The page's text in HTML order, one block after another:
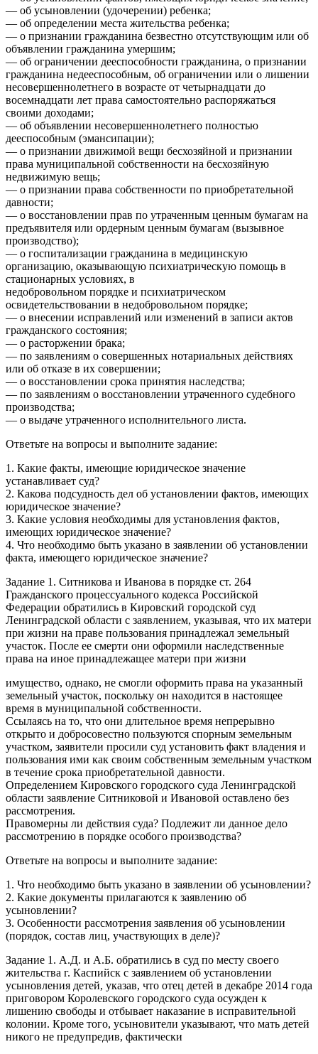
— об усыновлении (удочерении) ребенка;
— об определении места жительства ребенка;
— о признании гражданина безвестно отсутствующим или об
объявлении гражданина умершим;
— об ограничении дееспособности гражданина, о признании
гражданина недееспособным, об ограничении или о лишении
несовершеннолетнего в возрасте от четырнадцати до
восемнадцати лет права самостоятельно распоряжаться
своими доходами;
— об объявлении несовершеннолетнего полностью
дееспособным (эмансипации);
— о признании движимой вещи бесхозяйной и признании
права муниципальной собственности на бесхозяйную
недвижимую вещь;
— о признании права собственности по приобретательной
давности;
— о восстановлении прав по утраченным ценным бумагам на
предъявителя или ордерным ценным бумагам (вызывное
производство);
— о госпитализации гражданина в медицинскую
организацию, оказывающую психиатрическую помощь в
стационарных условиях, в
недобровольном порядке и психиатрическом
освидетельствовании в недобровольном порядке;
— о внесении исправлений или изменений в записи актов
гражданского состояния;
— о расторжении брака;
— по заявлениям о совершенных нотариальных действиях
или об отказе в их совершении;
— о восстановлении срока принятия наследства;
— по заявлениям о восстановлении утраченного судебного
производства;
— о выдаче утраченного исполнительного листа.
Ответьте на вопросы и выполните задание:
1. Какие факты, имеющие юридическое значение
устанавливает суд?
2. Какова подсудность дел об установлении фактов, имеющих
юридическое значение?
3. Какие условия необходимы для установления фактов,
имеющих юридическое значение?
4. Что необходимо быть указано в заявлении об установлении
факта, имеющего юридическое значение?
Задание 1. Ситникова и Иванова в порядке ст. 264
Гражданского процессуального кодекса Российской
Федерации обратились в Кировский городской суд
Ленинградской области с заявлением, указывая, что их матери
при жизни на праве пользования принадлежал земельный
участок. После ее смерти они оформили наследственные
права на иное принадлежащее матери при жизни
имущество, однако, не смогли оформить права на указанный
земельный участок, поскольку он находится в настоящее
время в муниципальной собственности.
Ссылаясь на то, что они длительное время непрерывно
открыто и добросовестно пользуются спорным земельным
участком, заявители просили суд установить факт владения и
пользования ими как своим собственным земельным участком
в течение срока приобретательной давности.
Определением Кировского городского суда Ленинградской
области заявление Ситниковой и Ивановой оставлено без
рассмотрения.
Правомерны ли действия суда? Подлежит ли данное дело
рассмотрению в порядке особого производства?
Ответьте на вопросы и выполните задание:
1. Что необходимо быть указано в заявлении об усыновлении?
2. Какие документы прилагаются к заявлению об
усыновлении?
3. Особенности рассмотрения заявления об усыновлении
(порядок, состав лиц, участвующих в деле)?
Задание 1. А.Д. и А.Б. обратились в суд по месту своего
жительства г. Каспийск с заявлением об установлении
усыновления детей, указав, что отец детей в декабре 2014 года
приговором Королевского городского суда осужден к
лишению свободы и отбывает наказание в исправительной
колонии. Кроме того, усыновители указывают, что мать детей
никого не предупредив, фактически